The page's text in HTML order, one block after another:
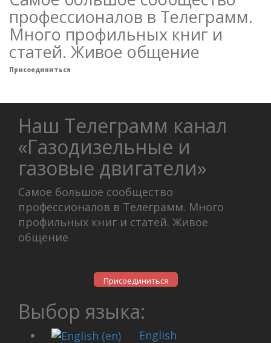
профессионалов в Телеграмм.
Много профильных книг и
статей. Живое общение
Присоединиться
Наш Телеграмм канал
«Газодизельные и
газовые двигатели»
Самое большое сообщество
профессионалов в Телеграмм. Много
профильных книг и статей. Живое
общение
Присоединиться
Выбор языка:
English